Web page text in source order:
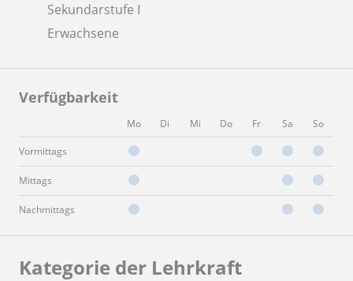
Sekundarstufe I
Erwachsene
Verfügbarkeit
Mo Di Mi Do Fr Sa So
Vormittags
Mittags
Nachmittags
Kategorie der Lehrkraft